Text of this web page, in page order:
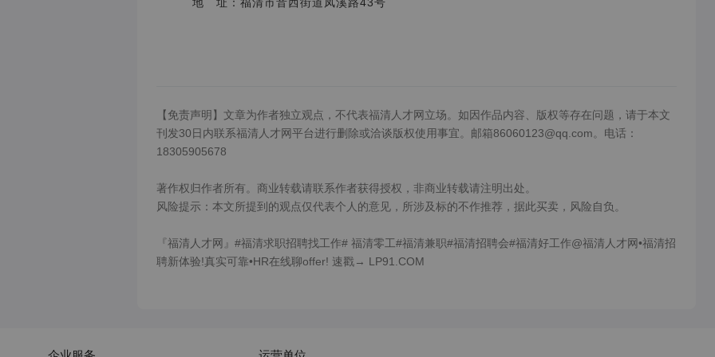
【免责声明】文章为作者独立观点，不代表福清人才网立场。如因作品内容、版权等存在问题，请于本文
刊发30日内联系福清人才网平台进行删除或洽谈版权使用事宜。邮箱86060123@qq.com。电话：
18305905678
著作权归作者所有。商业转载请联系作者获得授权，非商业转载请注明出处。
风险提示：本文所提到的观点仅代表个人的意见，所涉及标的不作推荐，据此买卖，风险自负。
『福清人才网』#福清求职招聘找工作# 福清零工#福清兼职#福清招聘会#福清好工作@福清人才网•福清招
聘新体验!真实可靠•HR在线聊offer! 速戳→ LP91.COM